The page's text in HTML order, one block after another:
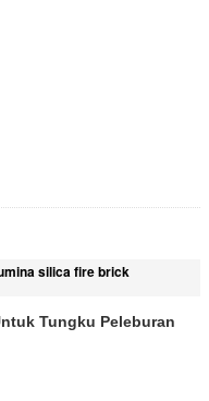
silica fire brick
Tungku Peleburan